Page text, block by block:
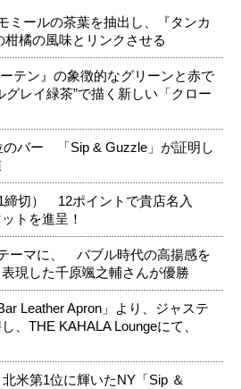
ミールの茶葉を抽出し、『タンカ
柑橘の風味とリンクさせる
テン』の象徴的なグリーンと赤で
グレイ緑茶”で描く新しい「クロー
のバー 「Sip & Guzzle」が証明し
締切） 12ポイントで貴店名入
トを進呈！
ーマに、 バブル時代の高揚感を
現した千原颯之輔さんが優勝
Leather Apron」より、ジャステ
、THE KAHALA Loungeにて、
米第1位に輝いたNY「Sip ＆